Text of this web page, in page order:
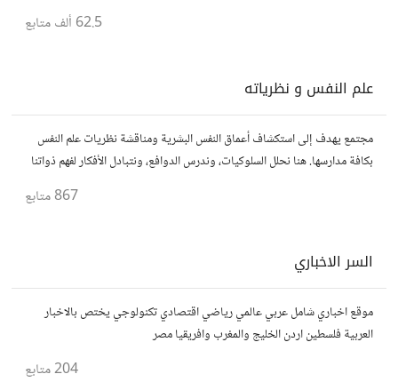
62.5 ألف متابع
علم النفس و نظرياته
مجتمع يهدف إلى استكشاف أعماق النفس البشرية ومناقشة نظريات علم النفس
بكافة مدارسها. هنا نحلل السلوكيات، وندرس الدوافع، ونتبادل الأفكار لفهم ذواتنا
867متابع
السر الاخباري
موقع اخباري شامل عربي عالمي رياضي اقتصادي تكنولوجي يختص بالاخبار
العربية فلسطين اردن الخليج والمغرب وافريقيا مصر
204متابع